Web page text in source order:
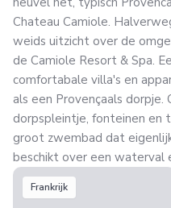
Chateau Camiole.
weids uitzicht over de
de Camiole Resort & Spa.
comfortabale villa's en
als een Provençaals
dorpspleintje, fonteinen en
groot zwembad dat
beschikt over een waterval
Frankrijk